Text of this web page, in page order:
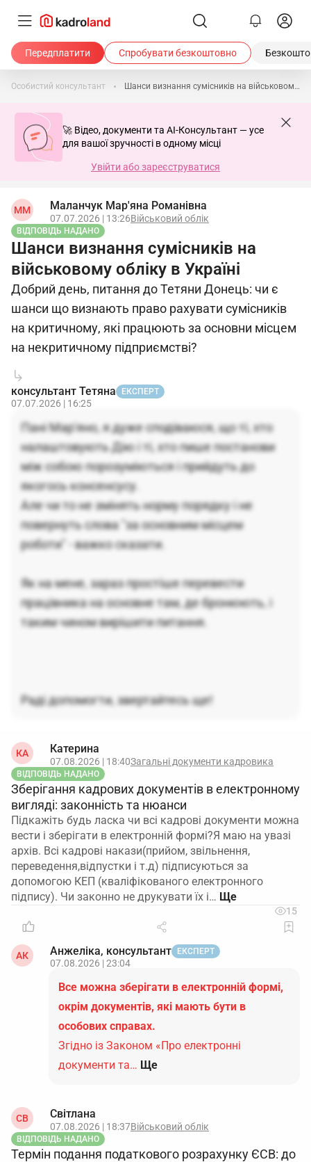
Передплатити Спробувати безкоштовно
Особистий консультант Шанси визнання сумісників на військовому обліку в Україні
🚀 Відео, документи та AI-Консультант — усе
для вашої зручності в одному місці
Увійти або зареєструватися
ММ Маланчук Мар'яна Романівна
07.07.2026 | 13:26Військовий облік
ВІДПОВІДЬ НАДАНО
Шанси визнання сумісників на
військовому обліку в Україні
Добрий день, питання до Тетяни Донець: чи є
шанси що визнають право рахувати сумісників
на критичному, які працюють за основни місцем
на некритичному підприємстві?
консультант Тетяна ЕКСПЕРТ
07.07.2026 | 16:25
Пані Мар'яно, я дуже сподіваюся, що ті, хто
налаштовують Дію і ті, хто пише постанови
між собою порозуміються і прийдуть до
якогось консенсусу.
Але чи то не змінять норму порядку і не
повернуть слова "за основним місцем
роботи" - важко сказати.
Як на мене, зараз простіше перевести
працівника на основне там, де бронюють, і
таким чином вирішити питання.
Раді допомогти, звертайтесь ще!
КА Катерина
07.08.2026 | 18:40Загальні документи кадровика
ВІДПОВІДЬ НАДАНО
Зберігання кадрових документів в електронному
вигляді: законність та нюанси
Підкажіть будь ласка чи всі кадрові документи можна
вести і зберігати в електронній формі?Я маю на увазі
архів. Всі кадрові накази(прийом, звільнення,
переведення,відпустки і т.д) підписуються за
допомогою КЕП (кваліфікованого електронного
підпису). Чи законно не друкувати їх і…
15
АК Анжеліка, консультант ЕКСПЕРТ
07.08.2026 | 23:04
Все можна зберігати в електронній формі,
окрім документів, які мають бути в
особових справах.
Згідно із Законом «Про електронні
документи та… Ще
СВ Світлана
07.08.2026 | 18:37Військовий облік
ВІДПОВІДЬ НАДАНО
Термін подання податкового розрахунку ЄСВ: до